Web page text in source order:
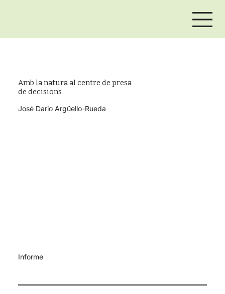
Amb la natura al centre de presa
de decisions
José Dario Argüello-Rueda
Informe